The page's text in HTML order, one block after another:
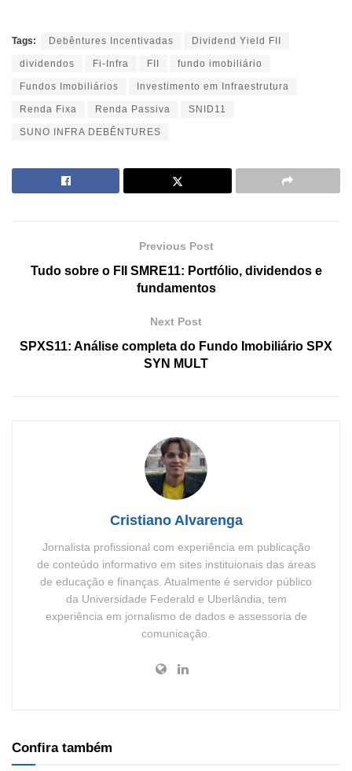
Tags: Debêntures Incentivadas Dividend Yield FII
dividendos Fi-Infra FII fundo imobiliário
Fundos Imobiliários Investimento em Infraestrutura
Renda Fixa Renda Passiva SNID11
SUNO INFRA DEBÊNTURES
Previous Post
Tudo sobre o FII SMRE11: Portfólio, dividendos e
fundamentos
Next Post
SPXS11: Análise completa do Fundo Imobiliário SPX
SYN MULT
Cristiano Alvarenga
Jornalista profissional com experiência em publicação
de conteúdo informativo em sites instituionais das áreas
de educação e finanças. Atualmente é servidor público
da Universidade Federald e Uberlândia, tem
experiência em jornalismo de dados e assessoria de
comunicação.
Confira também